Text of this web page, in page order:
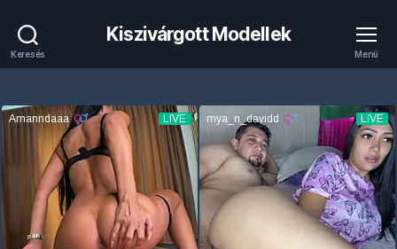
Keresés
Kiszivárgott Modellek
Menü